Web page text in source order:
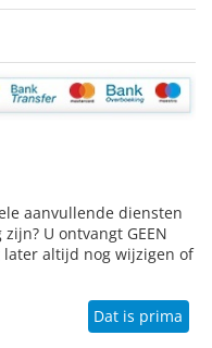
Merknamen die
te geven.
beoordelingen
aanvullende diensten
U ontvangt GEEN
altijd nog wijzigen of
Dat is prima